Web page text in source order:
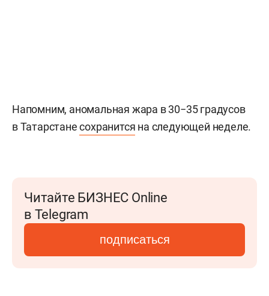
Напомним, аномальная жара в 30−35 градусов
в Татарстанесохранится на следующей неделе.
Читайте БИЗНЕС Online
в Telegram
подписаться